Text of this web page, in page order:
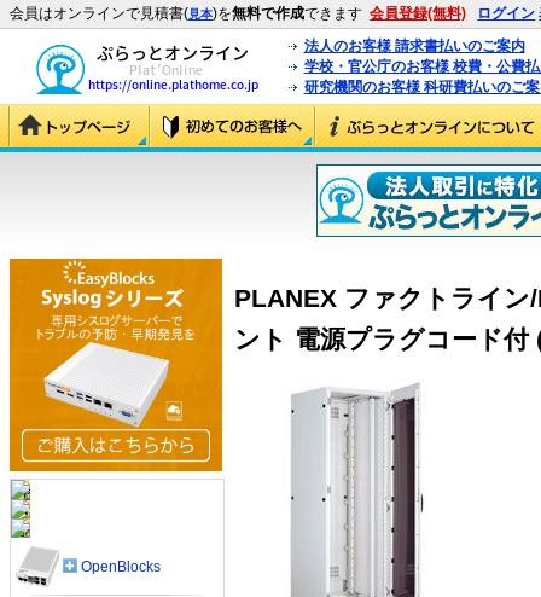
会員はオンラインで見積書(見本)を無料で作成できます 会員登録(無料) ログイン
法人のお客様 請求書払いのご案内
学校・官公庁のお客様 校費・公費
研究機関のお客様 科研費払いのご
PLANEX ファクトライ
ント 電源プラグコード付
OpenBlocks